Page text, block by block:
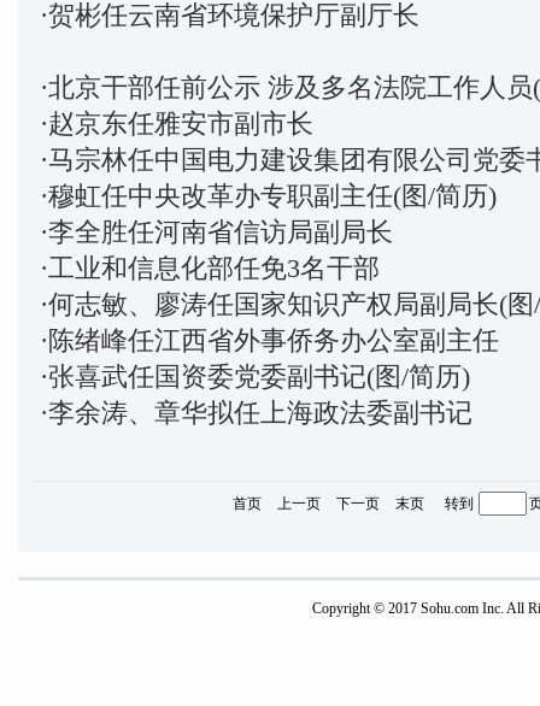
·贺彬任云南省环境保护厅副厅长
·北京干部任前公示 涉及多名法院工作人员
·赵京东任雅安市副市长
·马宗林任中国电力建设集团有限公司党委
·穆虹任中央改革办专职副主任(图/简历)
·李全胜任河南省信访局副局长
·工业和信息化部任免3名干部
·何志敏、廖涛任国家知识产权局副局长(
· 陈绪峰任江西省外事侨务办公室副主任
·张喜武任国资委党委副书记(图/简历)
·李余涛、章华拟任上海政法委副书记
首页 上一页 下一页 末页 转到
Copyright © 2017 Sohu.com Inc. All